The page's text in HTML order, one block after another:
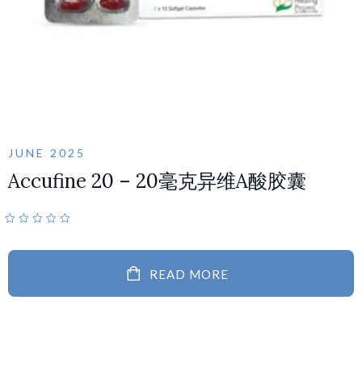
JUNE 2025
Accufine 20 – 20毫克异维A酸胶囊
READ MORE